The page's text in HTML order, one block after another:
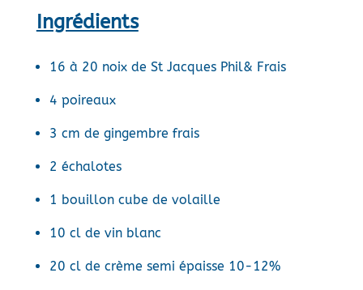
Ingrédients
16 à 20 noix de St Jacques Phil& Frais
4 poireaux
3 cm de gingembre frais
2 échalotes
1 bouillon cube de volaille
10 cl de vin blanc
20 cl de crème semi épaisse 10-12%